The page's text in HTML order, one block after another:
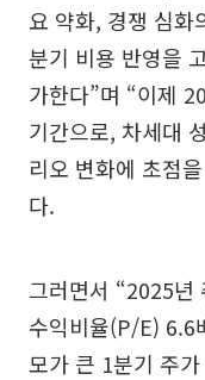
요 약화, 경쟁 심화
분기 비용 반영을
가한다”며 “이제
기간으로, 차세대
리오 변화에 초점
다.
그러면서 “2025
수익비율(P/E) 6.6
모가 큰 1분기 주